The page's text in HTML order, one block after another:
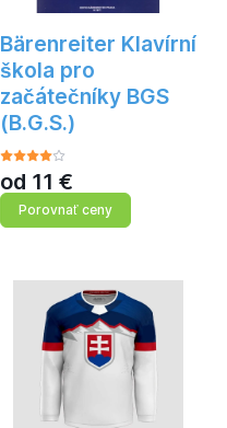
Bärenreiter Klavírní
škola pro
začátečníky BGS
(B.G.S.)
od 11 €
Porovnať ceny